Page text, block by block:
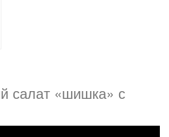
салат «шишка» с